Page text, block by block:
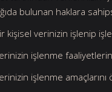
bulunan haklara
kişisel verinizin işlenip
işlenme
işlenme amaçlarını